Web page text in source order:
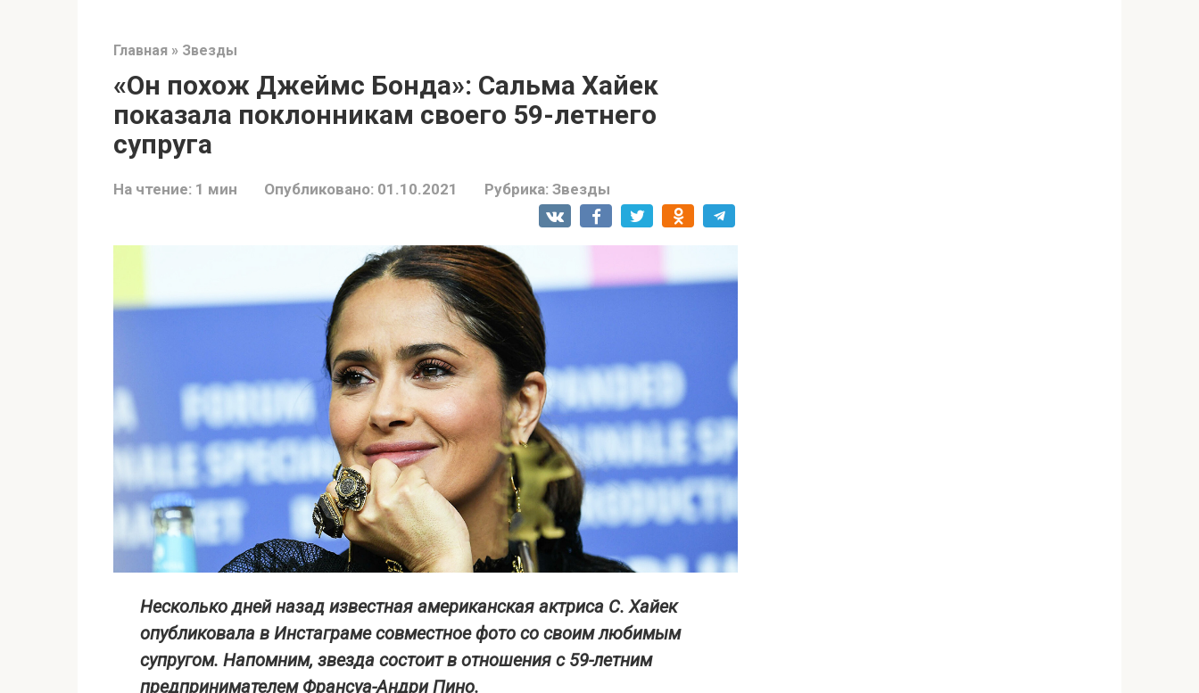
Главная » Звезды
«Он похож Джеймс Бонда»: Сальма Хайек
показала поклонникам своего 59-летнего
супруга
На чтение: 1 мин Опубликовано: 01.10.2021 Рубрика: Звезды
Несколько дней назад известная американская актриса С. Хайек
опубликовала в Инстаграме совместное фото со своим любимым
супругом. Напомним, звезда состоит в отношения с 59-летним
предпринимателем Франсуа-Андри Пино.